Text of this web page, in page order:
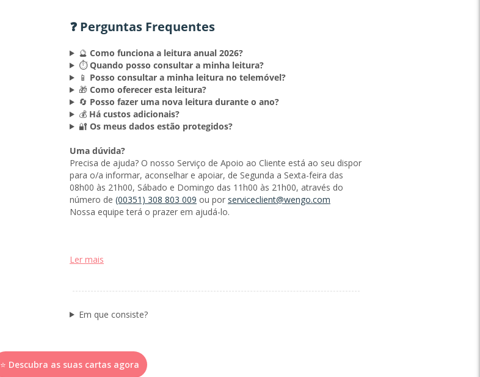
❓ Perguntas Frequentes
🔮 Como funciona a leitura anual 2026?
⏱️Quando posso consultar a minha leitura?
📱 Posso consultar a minha leitura no telemóvel?
🎁 Como oferecer esta leitura?
🔄 Posso fazer uma nova leitura durante o ano?
💰 Há custos adicionais?
🔐 Os meus dados estão protegidos?
Uma dúvida?
Precisa de ajuda? O nosso Serviço de Apoio ao Cliente está ao seu dispor
para o/a informar, aconselhar e apoiar, de Segunda a Sexta-feira das
08h00 às 21h00, Sábado e Domingo das 11h00 às 21h00, através do
número de (00351) 308 803 009 ou por serviceclient@wengo.com
Nossa equipe terá o prazer em ajudá-lo.
Ler mais
Em que consiste?
⭐ Descubra as suas cartas agora